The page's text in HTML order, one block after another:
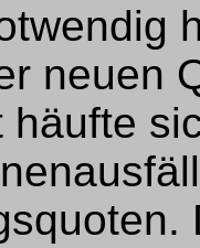
neuen
häufte